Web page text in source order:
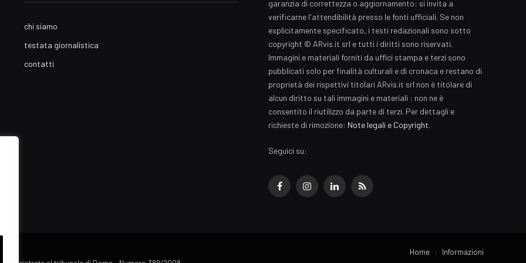
chi siamo
testata giornalistica
contatti
garanzia di correttezza o aggiornamento: si invita a
verificarne l'attendibilità presso le fonti ufficiali. Se non
esplicitamente specificato, i testi redazionali sono sotto
copyright © ARvis.it srl e tutti i diritti sono riservati.
Immagini e materiali forniti da uffici stampa e terzi sono
pubblicati solo per finalità culturali e di cronaca e restano di
proprietà dei rispettivi titolari ARvis.it srl non è titolare di
alcun diritto su tali immagini e materiali : non ne è
consentito il riutilizzo da parte di terzi. Per dettagli e
richieste di rimozione: Note legali e Copyright.
Seguici su:
FacebookInstagramLinkedInRSS
Home Informazioni